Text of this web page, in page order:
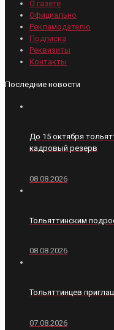
О газете
Официально
Рекламодателю
Подписка
Реквизиты
Контакты
Последние новости
До 15 октября
кадровый резерв
08.08.2026
Тольяттинским
08.08.2026
Тольяттинцев
07.08.2026